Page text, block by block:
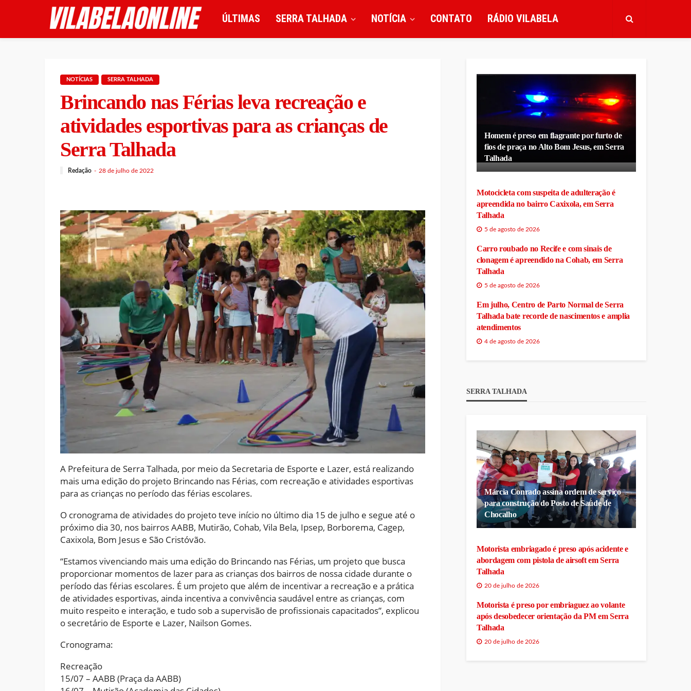
ÚLTIMAS SERRA TALHADA NOTÍCIA CONTATO RÁDIO VILABELA
NOTÍCIAS SERRA TALHADA
Brincando nas Férias leva recreação e
atividades esportivas para as crianças de
Serra Talhada
Redação 28 de julho de 2022
A Prefeitura de Serra Talhada, por meio da Secretaria de Esporte e Lazer, está realizando
mais uma edição do projeto Brincando nas Férias, com recreação e atividades esportivas
para as crianças no período das férias escolares.
O cronograma de atividades do projeto teve início no último dia 15 de julho e segue até o
próximo dia 30, nos bairros AABB, Mutirão, Cohab, Vila Bela, Ipsep, Borborema, Cagep,
Caxixola, Bom Jesus e São Cristóvão.
“Estamos vivenciando mais uma edição do Brincando nas Férias, um projeto que busca
proporcionar momentos de lazer para as crianças dos bairros de nossa cidade durante o
período das férias escolares. É um projeto que além de incentivar a recreação e a prática
de atividades esportivas, ainda incentiva a convivência saudável entre as crianças, com
muito respeito e interação, e tudo sob a supervisão de profissionais capacitados”, explicou
o secretário de Esporte e Lazer, Nailson Gomes.
Cronograma:
Recreação
15/07 – AABB (Praça da AABB)
Homem é preso em flagrante por furto de
fios de praça no Alto Bom Jesus, em Serra
Talhada
Motocicleta com suspeita de adulteração é
apreendida no bairro Caxixola, em Serra
Talhada
5 de agosto de 2026
Carro roubado no Recife e com sinais de
clonagem é apreendido na Cohab, em Serra
Talhada
5 de agosto de 2026
Em julho, Centro de Parto Normal de Serra
Talhada bate recorde de nascimentos e amplia
atendimentos
4 de agosto de 2026
SERRA TALHADA
Márcia Conrado assina ordem de serviço
para construção do Posto de Saúde de
Chocalho
Motorista embriagado é preso após acidente e
abordagem com pistola de airsoft em Serra
Talhada
20 de julho de 2026
Motorista é preso por embriaguez ao volante
após desobedecer orientação da PM em Serra
Talhada
20 de julho de 2026